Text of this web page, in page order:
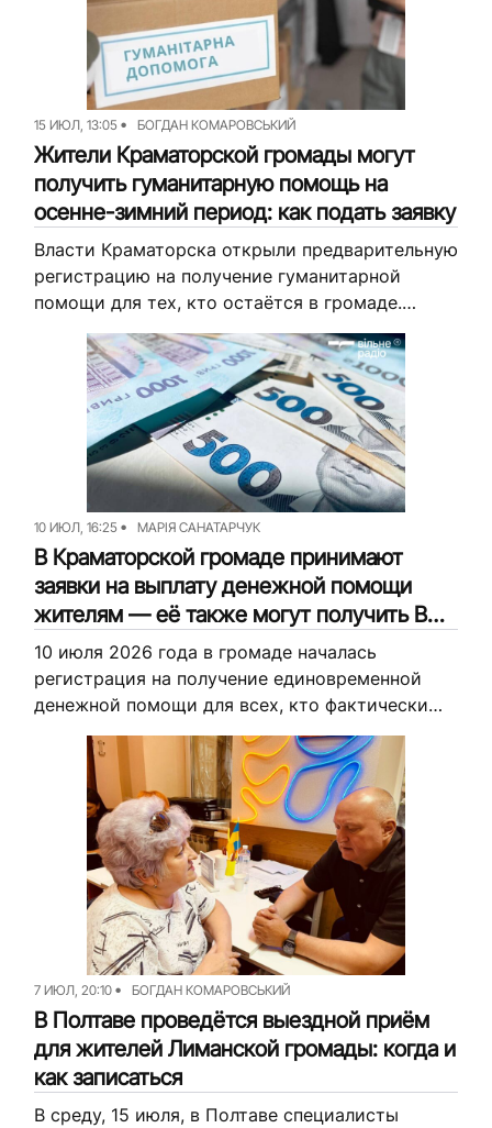
Команда
Авторы
Редакционная
политика
15 ИЮЛ, 13:05 БОГДАН КОМАРОВСЬКИЙ
Жители Краматорской громады могут
получить гуманитарную помощь на
осенне-зимний период: как подать заявку
Власти Краматорска открыли предварительную
регистрацию на получение гуманитарной
помощи для тех, кто остаётся в громаде.
Помощь рассчитана на осенне-зимний период.
Кто и как может подать заявку — читай
дальше. Об...
10 ИЮЛ, 16:25 МАРІЯ САНАТАРЧУК
В Краматорской громаде принимают
заявки на выплату денежной помощи
жителям — её также могут получить ВПЛ
(подробности)
10 июля 2026 года в громаде началась
регистрация на получение единовременной
денежной помощи для всех, кто фактически
проживает на её территории. Как подать
заявку, рассказываем далее. Об этой
возможности...
7 ИЮЛ, 20:10 БОГДАН КОМАРОВСЬКИЙ
В Полтаве проведётся выездной приём
для жителей Лиманской громады: когда и
как записаться
В среду, 15 июля, в Полтаве специалисты